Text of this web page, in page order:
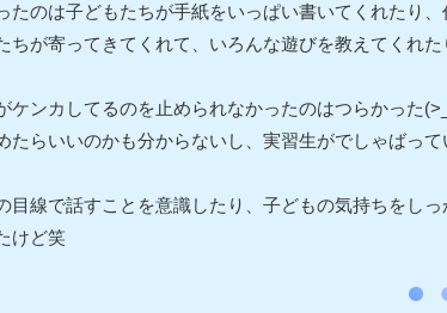
たのは子どもたちが手紙をいっぱい書いてくれたり
ちが寄ってきてくれて、いろんな遊びを教えてくれた
ケンカしてるのを止められなかったのはつらかった
たらいいのかも分からないし、実習生がでしゃばって
目線で話すことを意識したり、子どもの気持ちをし
けど笑